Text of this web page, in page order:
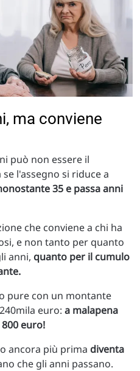
ma conviene
può non essere il
l'assegno si riduce a
35 e passa anni
che conviene a chi ha
e non tanto per quanto
anni, quanto per il cumulo
pure con un montante
euro: a malapena
euro!
ancora più prima diventa
che gli anni passano.